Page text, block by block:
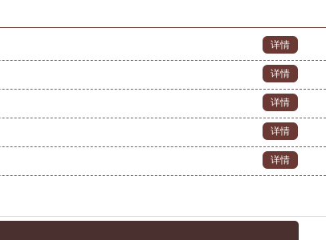
详情
详情
详情
详情
详情